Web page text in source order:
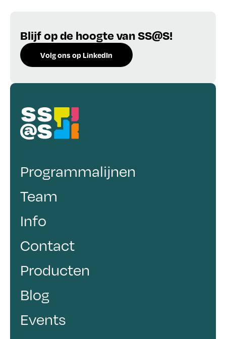
Blijf op de hoogte van SS@S!
Volg ons op LinkedIn
Programmalijnen
Team
Info
Contact
Producten
Blog
Events